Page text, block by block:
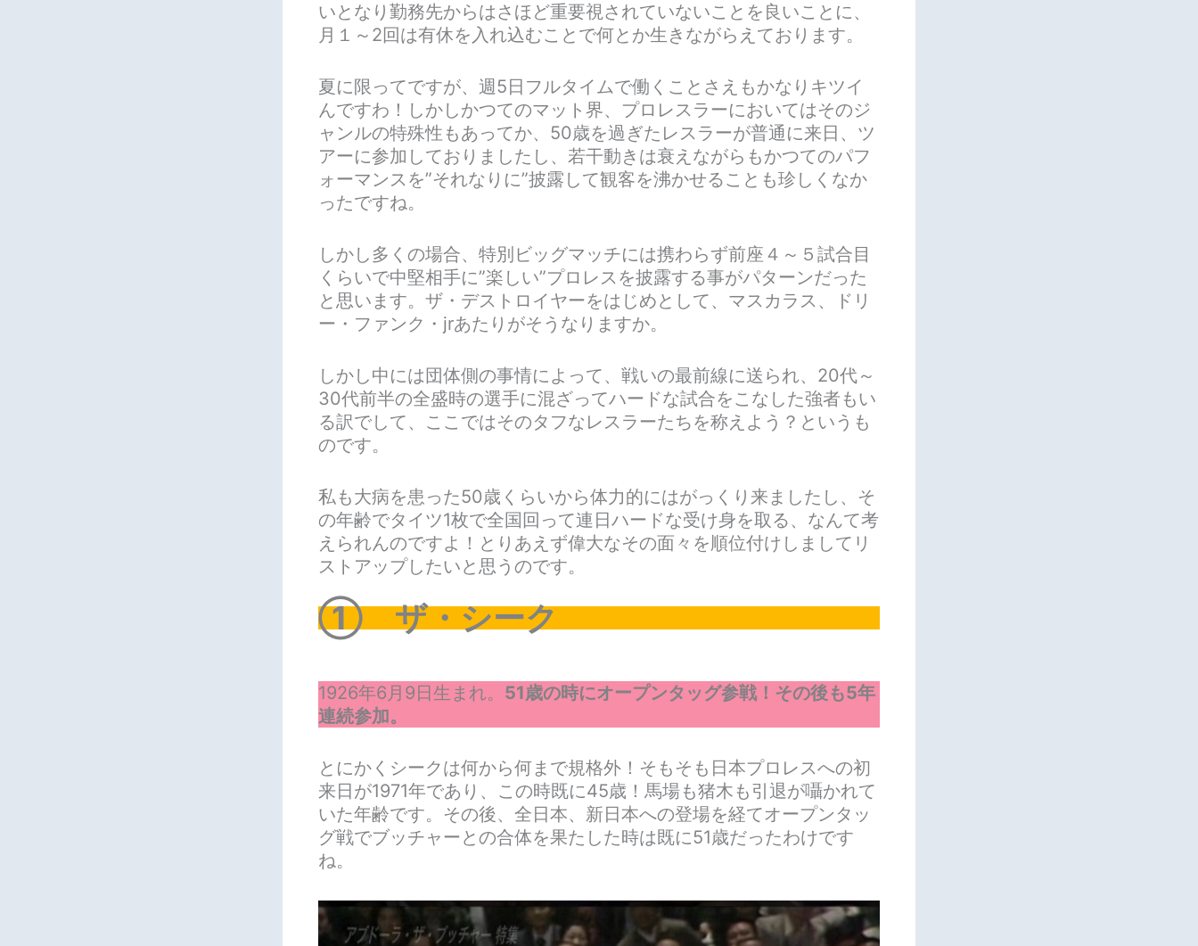
いとなり勤務先からはさほど重要視されていないことを良いことに、
月１～2回は有休を入れ込むことで何とか生きながらえております。
夏に限ってですが、週5日フルタイムで働くことさえもかなりキツイ
んですわ！しかしかつてのマット界、プロレスラーにおいてはそのジ
ャンルの特殊性もあってか、50歳を過ぎたレスラーが普通に来日、ツ
アーに参加しておりましたし、若干動きは衰えながらもかつてのパフ
ォーマンスを”それなりに”披露して観客を沸かせることも珍しくなか
ったですね。
しかし多くの場合、特別ビッグマッチには携わらず前座４～５試合目
くらいで中堅相手に”楽しい”プロレスを披露する事がパターンだった
と思います。ザ・デストロイヤーをはじめとして、マスカラス、ドリ
ー・ファンク・jrあたりがそうなりますか。
しかし中には団体側の事情によって、戦いの最前線に送られ、20代～
30代前半の全盛時の選手に混ざってハードな試合をこなした強者もい
る訳でして、ここではそのタフなレスラーたちを称えよう？というも
のです。
私も大病を患った50歳くらいから体力的にはがっくり来ましたし、そ
の年齢でタイツ1枚で全国回って連日ハードな受け身を取る、なんて考
えられんのですよ！とりあえず偉大なその面々を順位付けしましてリ
ストアップしたいと思うのです。
① ザ・シーク
1926年6月9日生まれ。 51歳の時にオープンタッグ参戦！その後も5年
連続参加。
とにかくシークは何から何まで規格外！そもそも日本プロレスへの初
来日が1971年であり、この時既に45歳！馬場も猪木も引退が囁かれて
いた年齢です。その後、全日本、新日本への登場を経てオープンタッ
グ戦でブッチャーとの合体を果たした時は既に51歳だったわけです
ね。